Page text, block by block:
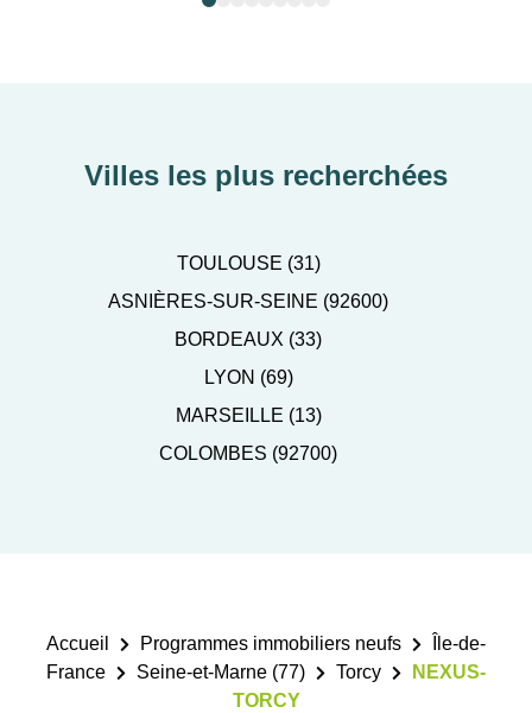
Villes les plus recherchées
TOULOUSE (31)
ASNIÈRES-SUR-SEINE (92600)
BORDEAUX (33)
LYON (69)
MARSEILLE (13)
COLOMBES (92700)
Accueil Programmes immobiliers neufs
Île-de-
France
Seine-et-Marne (77) Torcy
NEXUS-
TORCY